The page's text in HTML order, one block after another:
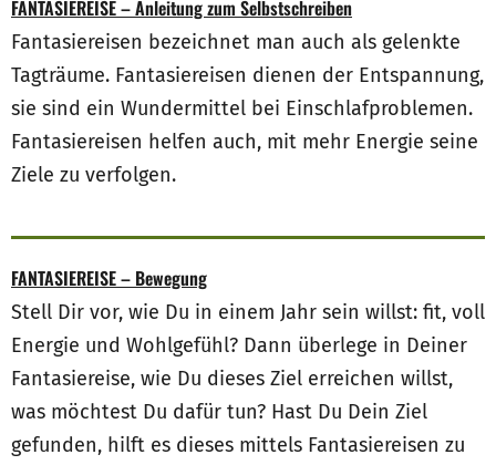
FANTASIEREISE – Anleitung zum Selbstschreiben
Fantasiereisen bezeichnet man auch als gelenkte
Tagträume. Fantasiereisen dienen der Entspannung,
sie sind ein Wundermittel bei Einschlafproblemen.
Fantasiereisen helfen auch, mit mehr Energie seine
Ziele zu verfolgen.
FANTASIEREISE – Bewegung
Stell Dir vor, wie Du in einem Jahr sein willst: fit, voll
Energie und Wohlgefühl? Dann überlege in Deiner
Fantasiereise, wie Du dieses Ziel erreichen willst,
was möchtest Du dafür tun? Hast Du Dein Ziel
gefunden, hilft es dieses mittels Fantasiereisen zu